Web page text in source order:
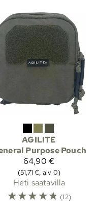
AGILITE
Purpose Pouch
64,90 €
(51,71 €, alv 0)
Heti saatavilla
☆☆☆☆☆ (12)